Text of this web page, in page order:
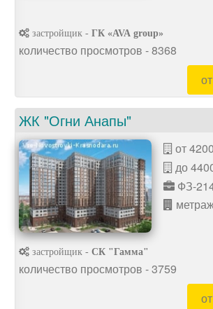
застройщик - ГК «AVA group»
количество просмотров - 8368
ЖК "Огни Анапы"
от
до
ФЗ-
застройщик - СК "Гамма"
количество просмотров - 3759